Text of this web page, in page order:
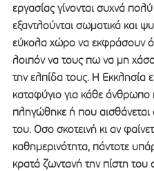
εργασίας γίνονται συχνά
εξαντλούνται σωματικά και
εύκολα χώρο να εκφράσουν
λοιπόν να τους πω να μη
την ελπίδα τους. Η Εκκλησία
καταφύγιο για κάθε
πληγώθηκε ή που αισθάνεται
του. Οσο σκοτεινή κι αν
καθημερινότητα, πάντοτε
κρατά ζωντανή την πίστη του